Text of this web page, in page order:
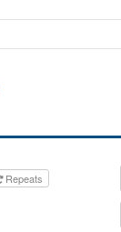
Repeats